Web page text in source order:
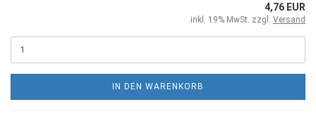
4,76 EUR
inkl. 19% MwSt. zzgl. Versand
IN DEN WARENKORB